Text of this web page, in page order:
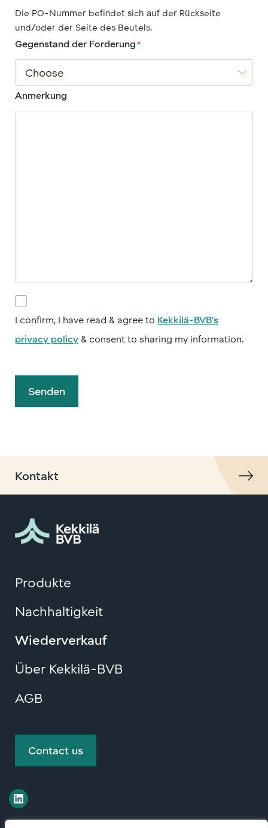
Die PO-Nummer befindet sich auf der Rückseite
und/oder der Seite des Beutels.
Gegenstand der Forderung*
Anmerkung
I confirm, I have read & agree to Kekkilä-BVB’s
privacy policy & consent to sharing my information.
Senden
Kontakt
Produkte
Nachhaltigkeit
Wiederverkauf
Über Kekkilä-BVB
AGB
Contact us